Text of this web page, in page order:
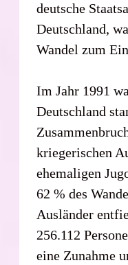
deutsche
Deutschland,
Wandel zum
Im Jahr 1991
Deutschland
kriegerischen
ehemaligen
62 % des
Ausländer
256.112
eine Zunahme